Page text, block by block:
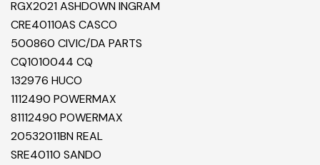
RGX2021 ASHDOWN INGRAM
CRE40110AS CASCO
500860 CIVIC/DA PARTS
CQ1010044 CQ
132976 HUCO
1112490 POWERMAX
81112490 POWERMAX
20532011BN REAL
SRE40110 SANDO